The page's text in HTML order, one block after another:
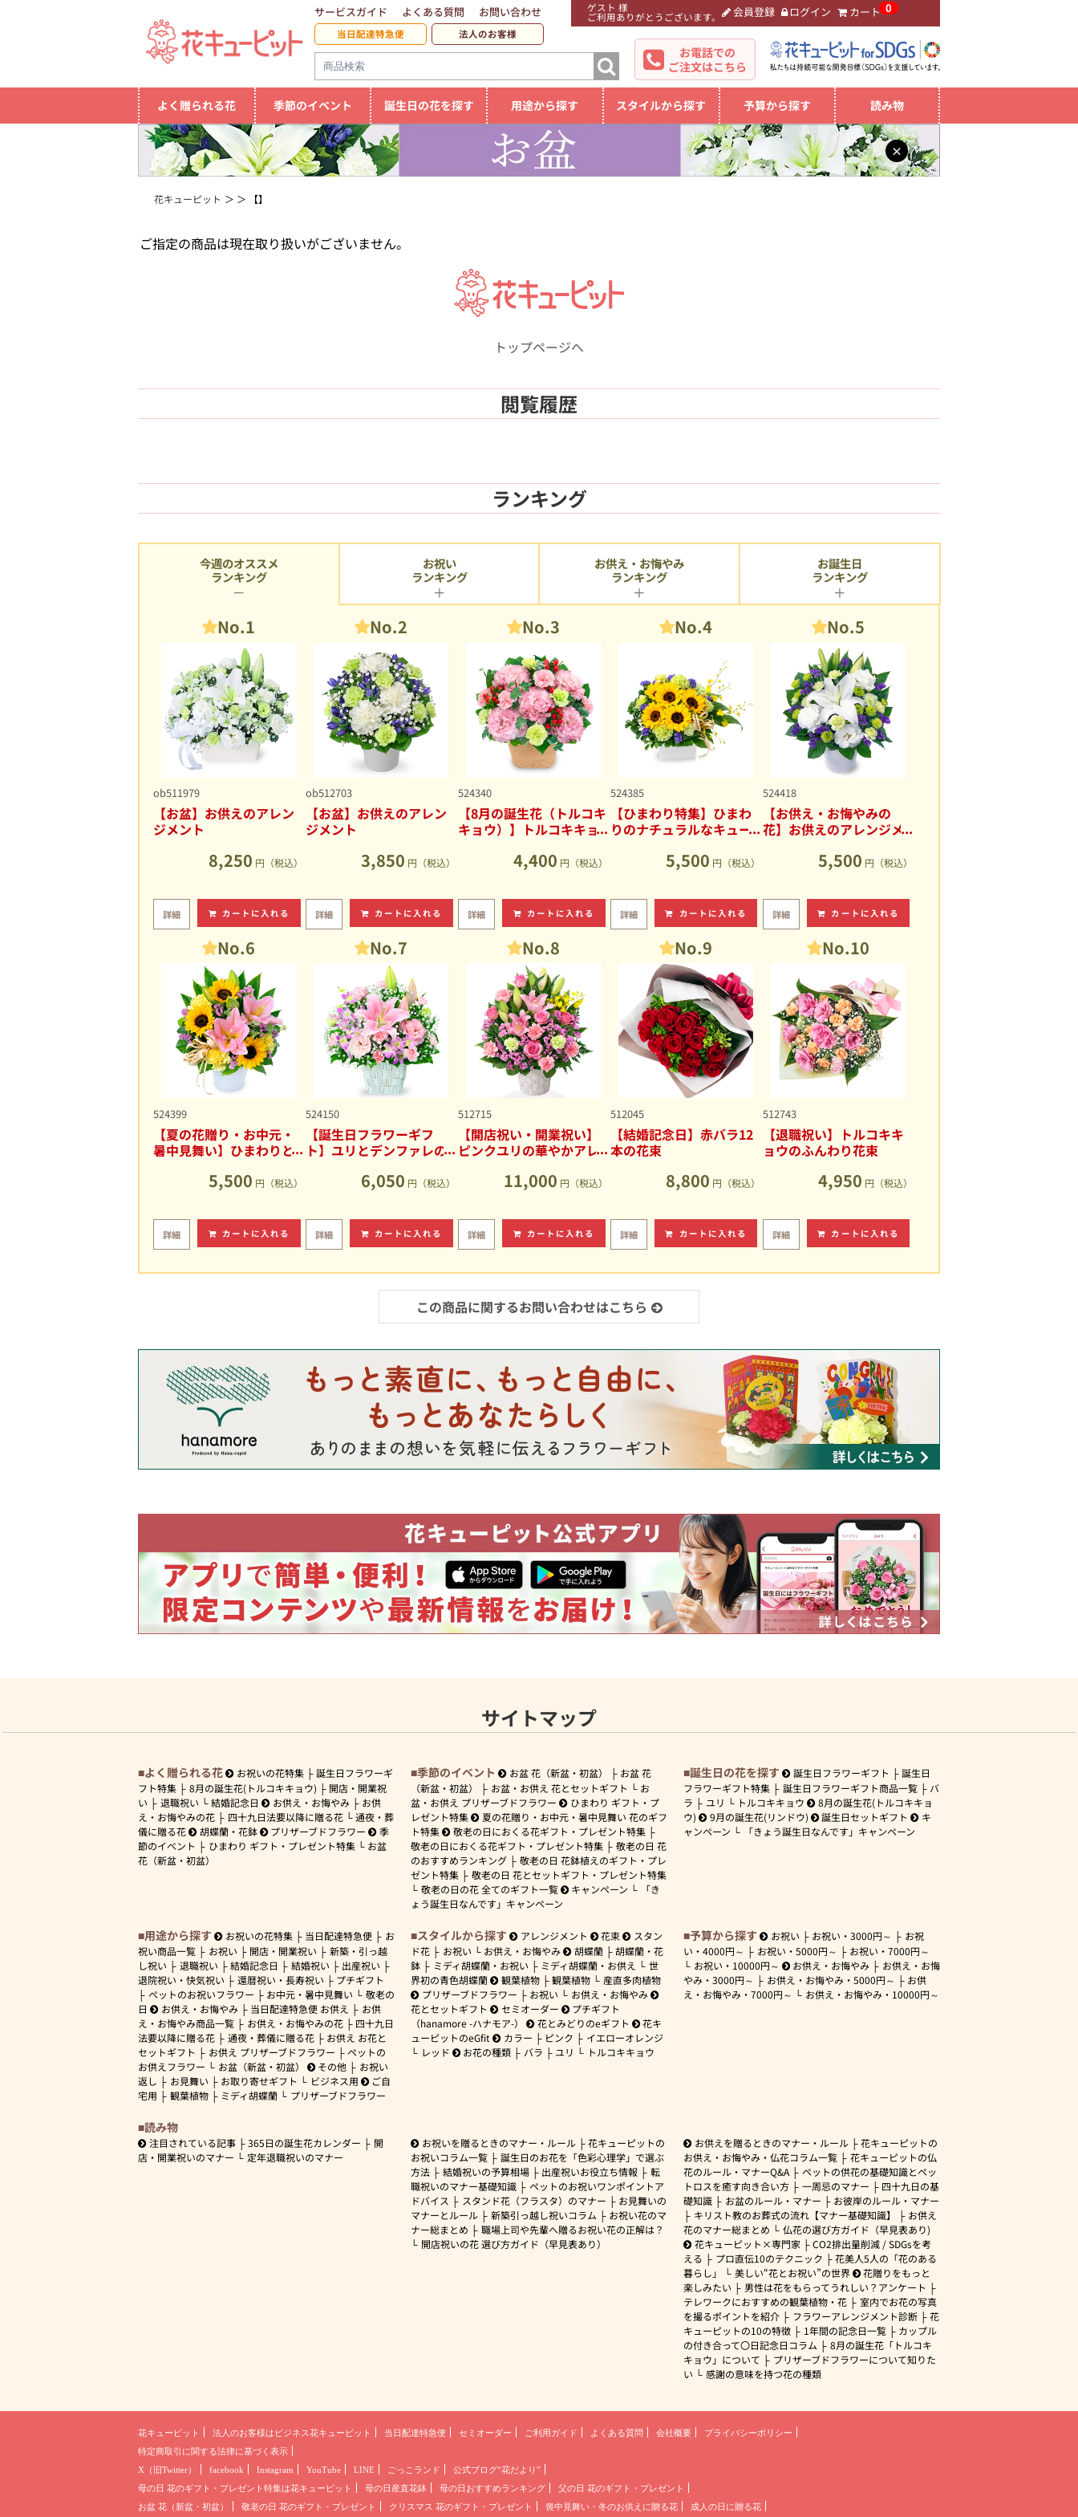
ゲスト 様
ご利用ありがとうございます。 会員登録 ログイン カート 0
サービスガイド よくある質問 お問い合わせ
当日配達特急便 法人のお客様
お電話での
ご注文はこちら
よく贈られる花 季節のイベント 誕生日の花を探す 用途から探す スタイルから探す 予算から探す 読み物
×
花キューピット 【】
ご指定の商品は現在取り扱いがございません。
トップページへ
閲覧履歴
ランキング
今週のオススメ
ランキング
No.1
ob511979
【お盆】お供えのアレン
ジメント
8,250 円（税込）
詳細 カートに入れる
No.2
ob512703
【お盆】お供えのアレン
ジメント
3,850 円（税込）
詳細 カートに入れる
No.3
524340
【8月の誕生花（トルコキ
キョウ）】トルコキキョ
4,400 円（税込）
詳細 カートに入れる
No.4
524385
【ひまわり特集】ひまわ
りのナチュラルなキュー
5,500 円（税込）
詳細 カートに入れる
No.5
524418
【お供え・お悔やみの
花】お供えのアレンジメ
5,500 円（税込）
詳細 カートに入れる
No.6
524399
【夏の花贈り・お中元・
暑中見舞い】ひまわりと
5,500 円（税込）
詳細 カートに入れる
No.7
524150
【誕生日フラワーギフ
ト】ユリとデンファレの
6,050 円（税込）
詳細 カートに入れる
No.8
512715
【開店祝い・開業祝い】
ピンクユリの華やかアレ
11,000 円（税込）
詳細 カートに入れる
No.9
512045
【結婚記念日】赤バラ12
本の花束
8,800 円（税込）
詳細 カートに入れる
No.10
512743
【退職祝い】トルコキキ
ョウのふんわり花束
4,950 円（税込）
詳細 カートに入れる
お祝い
ランキング
お供え・お悔やみ
ランキング
お誕生日
ランキング
この商品に関するお問い合わせはこちら
サイトマップ
よく贈られる花 お祝いの花特集
誕生日フラワーギ
フト特集
8月の誕生花(トルコキキョウ)
開店・開業祝
い
退職祝い 結婚記念日 お供え・お悔やみ
お供
え・お悔やみの花
四十九日法要以降に贈る花
通夜・葬
儀に贈る花
胡蝶蘭・花鉢 プリザーブドフラワー
季
節のイベント
ひまわり ギフト・プレゼント特集
お盆
花（新盆・初盆）
季節のイベント お盆 花（新盆・初盆）
お盆 花
（新盆・初盆）
お盆・お供え 花とセットギフト
お
盆・お供え プリザーブドフラワー
ひまわり ギフト・プ
レゼント特集
夏の花贈り・お中元・暑中見舞い 花のギフ
ト特集
敬老の日におくる花ギフト・プレゼント特集
敬老の日におくる花ギフト・プレゼント特集
敬老の日 花
のおすすめランキング
敬老の日 花鉢植えのギフト・プレ
ゼント特集
敬老の日 花とセットギフト・プレゼント特集
敬老の日の花 全てのギフト一覧
キャンペーン
「き
ょう誕生日なんです」キャンペーン
誕生日の花を探す 誕生日フラワーギフト
誕生日
フラワーギフト特集
誕生日フラワーギフト商品一覧
バ
ラ
ユリ トルコキキョウ
8月の誕生花(トルコキキョ
ウ)
9月の誕生花(リンドウ) 誕生日セットギフト
キ
ャンペーン
「きょう誕生日なんです」キャンペーン
用途から探す お祝いの花特集 当日配達特急便
お
祝い商品一覧
お祝い 開店・開業祝い
新築・引っ越
し祝い
退職祝い 結婚記念日 結婚祝い
出産祝い
退院祝い・快気祝い
還暦祝い・長寿祝い
プチギフト
ペットのお祝いフラワー
お中元・暑中見舞い
敬老の
日
お供え・お悔やみ 当日配達特急便 お供え
お供
え・お悔やみ商品一覧
お供え・お悔やみの花
四十九日
法要以降に贈る花
通夜・葬儀に贈る花
お供え お花と
セットギフト
お供え プリザーブドフラワー
ペットの
お供えフラワー
お盆（新盆・初盆） その他
お祝い
返し
お見舞い お取り寄せギフト ビジネス用
ご自
宅用
観葉植物 ミディ胡蝶蘭 プリザーブドフラワー
スタイルから探す アレンジメント 花束
スタン
ド花
お祝い お供え・お悔やみ 胡蝶蘭
胡蝶蘭・花
鉢
ミディ胡蝶蘭・お祝い ミディ胡蝶蘭・お供え
世
界初の青色胡蝶蘭
観葉植物 観葉植物
産直多肉植物
プリザーブドフラワー
お祝い
お供え・お悔やみ
花とセットギフト
セミオーダー
プチギフト
（hanamore -ハナモア-）
花とみどりのeギフト
花キ
ューピットのeGfit
カラー ピンク
イエローオレンジ
レッド
お花の種類 バラ ユリ トルコキキョウ
予算から探す お祝い お祝い・3000円～
お祝
い・ 4000円～ お祝い・ 5000円～ お祝い・7000円～
お祝い・ 10000円～ お供え・お悔やみ
お供え・お悔
やみ・ 3000円～ お供え・お悔やみ・ 5000円～
お供
え・お悔やみ・ 7000円～ お供え・お悔やみ・ 10000円～
読み物
注目されている記事 365日の誕生花カレンダー
開
店・開業祝いのマナー
定年退職祝いのマナー
お祝いを贈るときのマナー・ルール
花キューピットの
お祝いコラム一覧
誕生日のお花を「色彩心理学」で選ぶ
方法
結婚祝いの予算相場 出産祝いお役立ち情報
転
職祝いのマナー基礎知識
ペットのお祝いワンポイントア
ドバイス
スタンド花（フラスタ）のマナー
お見舞いの
マナーとルール
新築引っ越し祝いコラム
お祝い花のマ
ナー総まとめ
職場上司や先輩へ贈るお祝い花の正解は？
開店祝いの花 選び方ガイド（早見表あり）
お供えを贈るときのマナー・ルール
花キューピットの
お供え・お悔やみ・仏花コラム一覧
花キューピットの仏
花のルール・マナーQ&A
ペットの供花の基礎知識とペッ
トロスを癒す向き合い方
一周忌のマナー
四十九日の基
礎知識
お盆のルール・マナー
お彼岸のルール・マナー
キリスト教のお葬式の流れ【マナー基礎知識】
お供え
花のマナー総まとめ
仏花の選び方ガイド（早見表あり)
花キューピット×専門家
CO2排出量削減 / SDGsを考
える
プロ直伝10のテクニック
花美人5人の「花のある
暮らし」
美しい“花とお祝い”の世界
花贈りをもっと
楽しみたい
男性は花をもらってうれしい？アンケート
テレワークにおすすめの観葉植物・花
室内でお花の写真
を撮るポイントを紹介
フラワーアレンジメント診断
花
キューピットの10の特徴
1年間の記念日一覧
カップル
の付き合って〇日記念日コラム
8月の誕生花「トルコキ
キョウ」について
プリザーブドフラワーについて知りた
い
感謝の意味を持つ花の種類
花キューピット 法人のお客様は ビジネス花キューピット 当日配達特急便 セミオーダー ご利用ガイド よくある質問 会社概要
プライバシーポリシー
特定商取引に関する法律に基づく表示
X（旧Twitter）
facebook Instagram YouTube LINE ごっこランド
公式ブログ“花だより”
母の日 花のギフト・プレゼント 特集は花キューピット 母の日産直花鉢 母の日おすすめランキング
父の日 花のギフト・プレゼント
お盆 花（新盆・初盆）
敬老の日 花のギフト・プレゼント クリスマス 花のギフト・プレゼント 喪中見舞い・冬のお供えに贈る花 成人の日に贈る花